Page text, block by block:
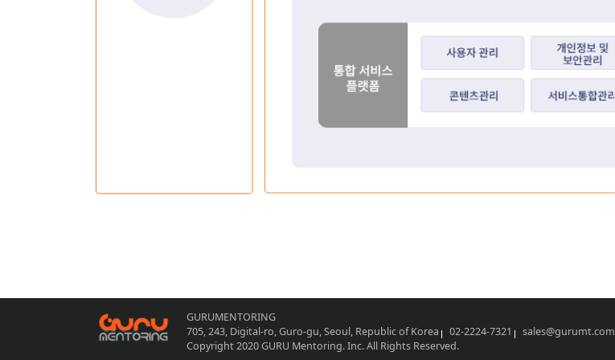
GURUMENTORING
705, 243, Digital-ro, Guro-gu, Seoul, Republic of Korea
02-2224-7321
sales@gurumt.com
Copyright 2020 GURU Mentoring. Inc. All Rights Reserved.